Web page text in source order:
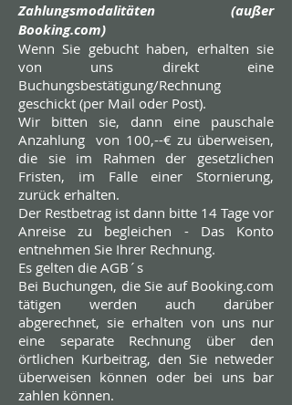
Zahlungsmodalitäten (außer
Booking.com)
Wenn Sie gebucht haben, erhalten sie
von uns direkt eine
Buchungsbestätigung/Rechnung
geschickt (per Mail oder Post).
Wir bitten sie, dann eine pauschale
Anzahlung von 100,--€ zu überweisen,
die sie im Rahmen der gesetzlichen
Fristen, im Falle einer Stornierung,
zurück erhalten.
Der Restbetrag ist dann bitte 14 Tage vor
Anreise zu begleichen - Das Konto
entnehmen Sie Ihrer Rechnung.
Es gelten die AGB´s
Bei Buchungen, die Sie auf Booking.com
tätigen werden auch darüber
abgerechnet, sie erhalten von uns nur
eine separate Rechnung über den
örtlichen Kurbeitrag, den Sie netweder
überweisen können oder bei uns bar
zahlen können.